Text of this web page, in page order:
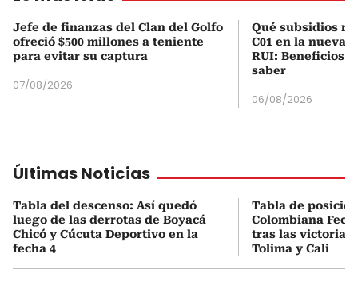
Jefe de finanzas del Clan del Golfo
ofreció $500 millones a teniente
para evitar su captura
07/08/2026
Qué subsidios
C01 en la nueva
RUI: Beneficios
saber
06/08/2026
Últimas Noticias
Tabla del descenso: Así quedó
luego de las derrotas de Boyacá
Chicó y Cúcuta Deportivo en la
fecha 4
Tabla de
Colombiana
tras las victorias
Tolima y Cali